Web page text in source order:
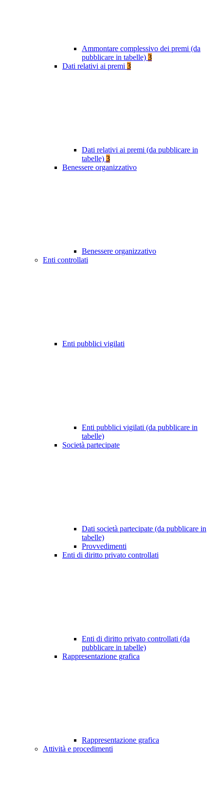
Ammontare complessivo dei premi (da
pubblicare in tabelle) 3
Dati relativi ai premi 3
Dati relativi ai premi (da pubblicare in
tabelle) 3
Benessere organizzativo
Benessere organizzativo
Enti controllati
Enti pubblici vigilati
Enti pubblici vigilati (da pubblicare in
tabelle)
Società partecipate
Dati società partecipate (da pubblicare in
tabelle)
Provvedimenti
Enti di diritto privato controllati
Enti di diritto privato controllati (da
pubblicare in tabelle)
Rappresentazione grafica
Rappresentazione grafica
Attività e procedimenti